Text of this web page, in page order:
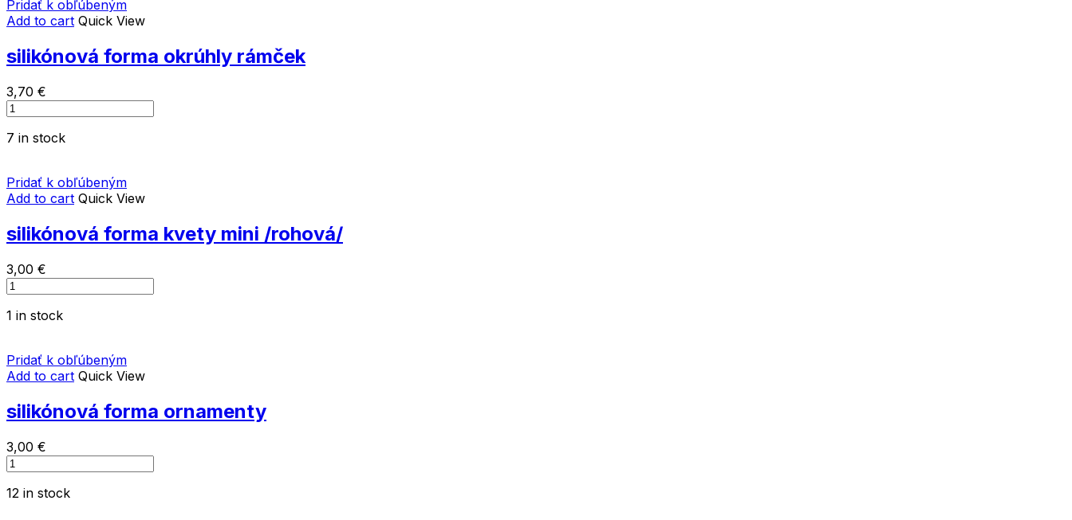
Pridať k obľúbeným
Add to cart Quick View
silikónová forma okrúhly rámček
3,70 €
silikónová
okrúhly
7 in stock
Pridať k obľúbeným
Add to cart Quick View
silikónová forma kvety mini /rohová/
3,00 €
silikónová
forma
kvety
quantity
1 in stock
Pridať k obľúbeným
Add to cart Quick View
silikónová forma ornamenty
3,00 €
silikónová
forma
ornamenty
12 in stock